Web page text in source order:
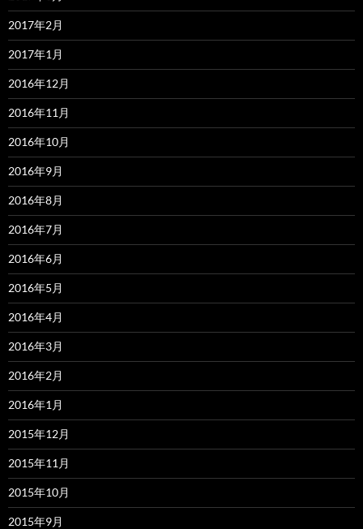
2017年2月
2017年1月
2016年12月
2016年11月
2016年10月
2016年9月
2016年8月
2016年7月
2016年6月
2016年5月
2016年4月
2016年3月
2016年2月
2016年1月
2015年12月
2015年11月
2015年10月
2015年9月